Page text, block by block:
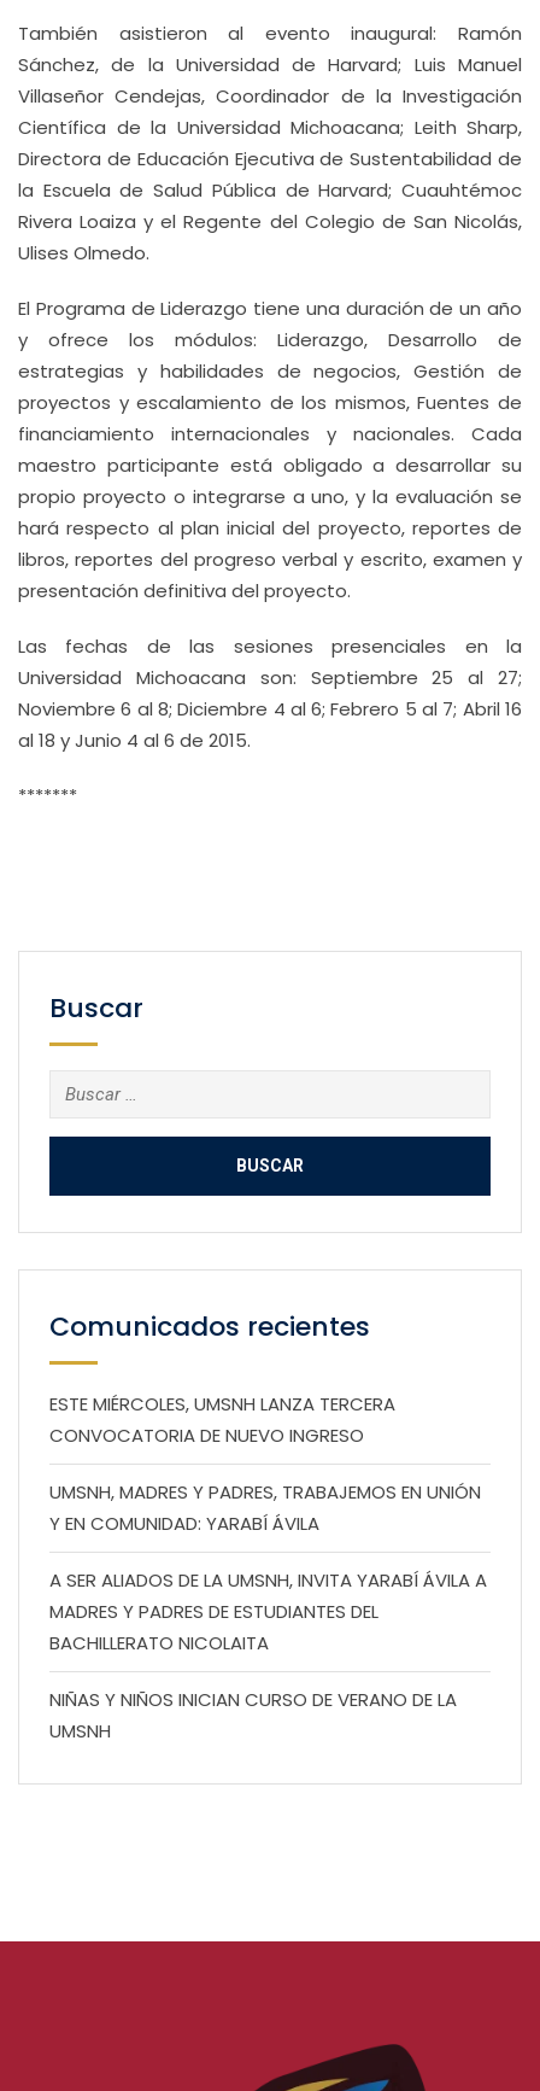
También asistieron al evento inaugural: Ramón
Sánchez, de la Universidad de Harvard; Luis Manuel
Villaseñor Cendejas, Coordinador de la Investigación
Científica de la Universidad Michoacana; Leith Sharp,
Directora de Educación Ejecutiva de Sustentabilidad de
la Escuela de Salud Pública de Harvard; Cuauhtémoc
Rivera Loaiza y el Regente del Colegio de San Nicolás,
Ulises Olmedo.
El Programa de Liderazgo tiene una duración de un año
y ofrece los módulos: Liderazgo, Desarrollo de
estrategias y habilidades de negocios, Gestión de
proyectos y escalamiento de los mismos, Fuentes de
financiamiento internacionales y nacionales. Cada
maestro participante está obligado a desarrollar su
propio proyecto o integrarse a uno, y la evaluación se
hará respecto al plan inicial del proyecto, reportes de
libros, reportes del progreso verbal y escrito, examen y
presentación definitiva del proyecto.
Las fechas de las sesiones presenciales en la
Universidad Michoacana son: Septiembre 25 al 27;
Noviembre 6 al 8; Diciembre 4 al 6; Febrero 5 al 7; Abril 16
al 18 y Junio 4 al 6 de 2015.
*******
Buscar
Buscar:
Comunicados recientes
ESTE MIÉRCOLES, UMSNH LANZA TERCERA
CONVOCATORIA DE NUEVO INGRESO
UMSNH, MADRES Y PADRES, TRABAJEMOS EN UNIÓN
Y EN COMUNIDAD: YARABÍ ÁVILA
A SER ALIADOS DE LA UMSNH, INVITA YARABÍ ÁVILA A
MADRES Y PADRES DE ESTUDIANTES DEL
BACHILLERATO NICOLAITA
NIÑAS Y NIÑOS INICIAN CURSO DE VERANO DE LA
UMSNH